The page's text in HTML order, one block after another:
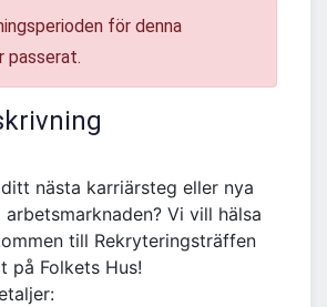
för denna
passerat.
nästa karriärsteg eller nya
Vi vill hälsa
till Rekryteringsträffen
på Folkets Hus!